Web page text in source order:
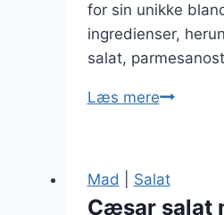
for sin unikke
ingredienser,
salat,
Læs mereCæsar
Mad Salat
Cæsar salat